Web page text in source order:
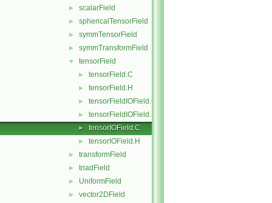
► scalarField
► sphericalTensorField
► symmTensorField
► symmTransformField
▼ tensorField
► tensorField.C
► tensorField.H
► tensorFieldIOField.C
► tensorFieldIOField.H
► tensorIOField.C
► tensorIOField.H
► transformField
► triadField
► UniformField
► vector2DField